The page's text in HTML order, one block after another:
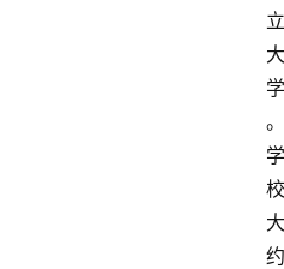
立
大
学
。
学
校
大
约